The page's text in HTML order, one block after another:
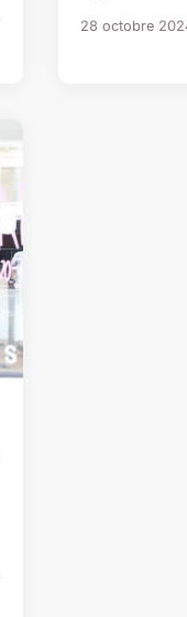
28 octobre